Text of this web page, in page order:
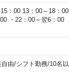
：00 13：00～18：00
・22：00～翌6：00
由/シフト勤務/10名以